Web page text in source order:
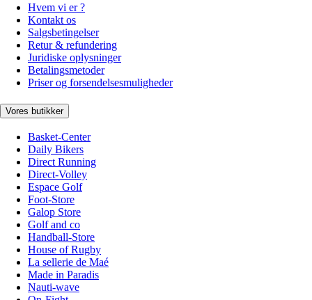
Hvem vi er ?
Kontakt os
Salgsbetingelser
Retur & refundering
Juridiske oplysninger
Betalingsmetoder
Priser og forsendelsesmuligheder
Vores butikker
Basket-Center
Daily Bikers
Direct Running
Direct-Volley
Espace Golf
Foot-Store
Galop Store
Golf and co
Handball-Store
House of Rugby
La sellerie de Maé
Made in Paradis
Nauti-wave